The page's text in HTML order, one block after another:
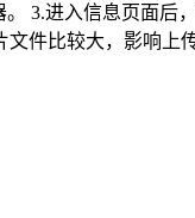
3.进入信息页面后
件比较大，影响